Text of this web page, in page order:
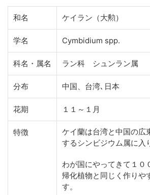
和名 ケイラン（大勲）
学名 Cymbidium spp.
科名・属名 ラン科 シュンラン属
分布 中国、台湾､日本
花期 １１～１月
特徴
ケイ蘭は台湾と中国の広
するシンビジウム属に入
わが国にやってきて１０
帰化植物と同じく作りや
す。